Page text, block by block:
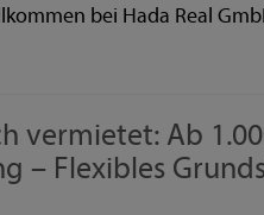
vermietet: Ab
– Flexibles